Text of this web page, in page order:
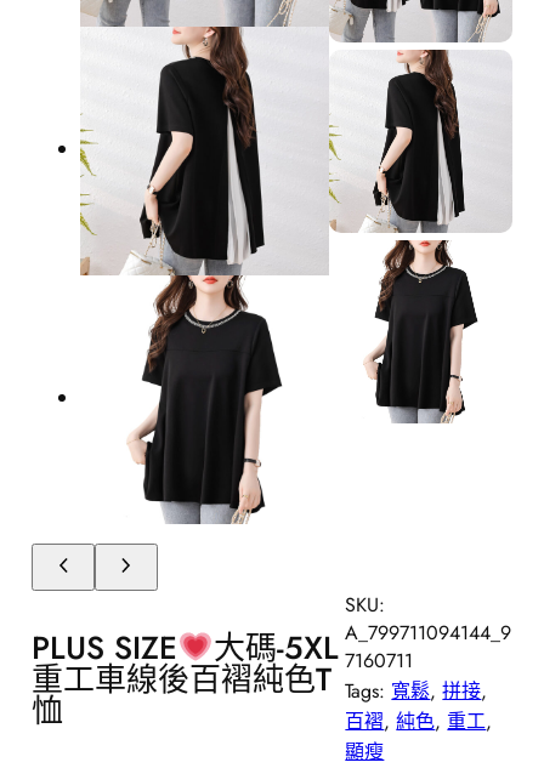
PLUS SIZE 大碼-5XL
重工車線後百褶純色T
恤
SKU:
A_799711094144_9
7160711
Tags: 寬鬆, 拼接
百褶, 純色, 重工
顯瘦